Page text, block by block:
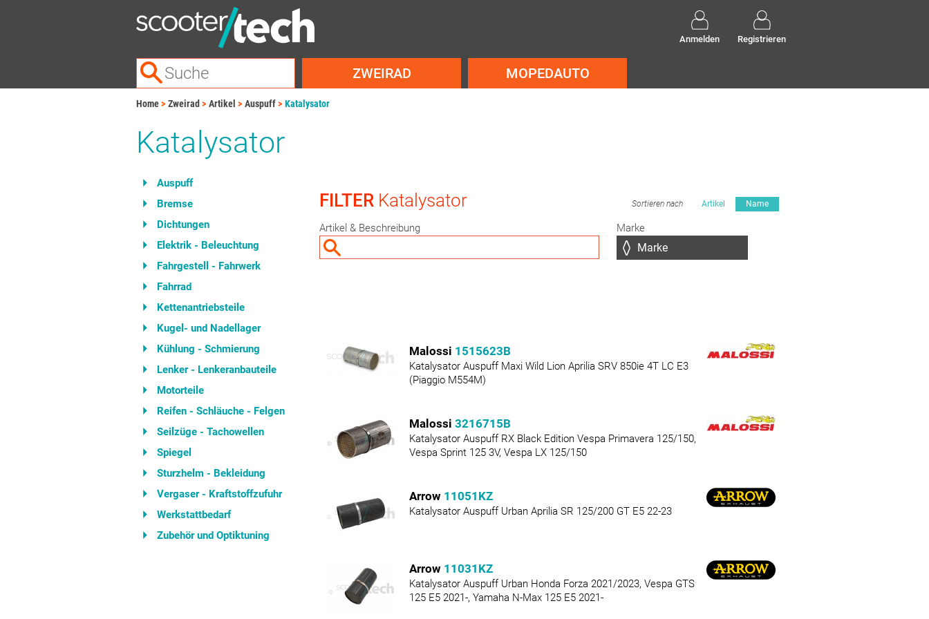
Anmelden Registrieren
ZWEIRAD MOPEDAUTO
Home Zweirad Artikel Auspuff Katalysator
Katalysator
Auspuff
Bremse
Dichtungen
Elektrik - Beleuchtung
Fahrgestell - Fahrwerk
Fahrrad
Kettenantriebsteile
Kugel- und Nadellager
Kühlung - Schmierung
Lenker - Lenkeranbauteile
Motorteile
Reifen - Schläuche - Felgen
Seilzüge - Tachowellen
Spiegel
Sturzhelm - Bekleidung
Vergaser - Kraftstoffzufuhr
Werkstattbedarf
Zubehör und Optiktuning
FILTER Katalysator Sortieren nach Artikel Name
Artikel & Beschreibung Marke
Malossi 1515623B
Katalysator Auspuff Maxi Wild Lion Aprilia SRV 850ie 4T LC E3
(Piaggio M554M)
Malossi 3216715B
Katalysator Auspuff RX Black Edition Vespa Primavera 125/150,
Vespa Sprint 125 3V, Vespa LX 125/150
Arrow 11051KZ
Katalysator Auspuff Urban Aprilia SR 125/200 GT E5 22-23
Arrow 11031KZ
Katalysator Auspuff Urban Honda Forza 2021/2023, Vespa GTS
125 E5 2021-, Yamaha N-Max 125 E5 2021-